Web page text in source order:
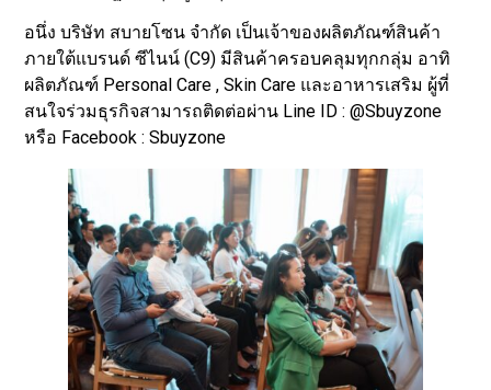
อนึ่ง บริษัท สบายโซน จำกัด เป็นเจ้าของผลิตภัณฑ์สินค้า
ภายใต้แบรนด์ ซีไนน์ (C9) มีสินค้าครอบคลุมทุกกลุ่ม อาทิ
ผลิตภัณฑ์ Personal Care , Skin Care และอาหารเสริม ผู้ที่
สนใจร่วมธุรกิจสามารถติดต่อผ่าน Line ID : @Sbuyzone
หรือ Facebook : Sbuyzone